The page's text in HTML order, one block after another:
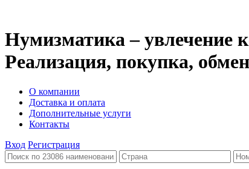
Нумизматика – увлечение
Реализация, покупка,
О компании
Доставка и оплата
Дополнительные услуги
Контакты
Вход Регистрация